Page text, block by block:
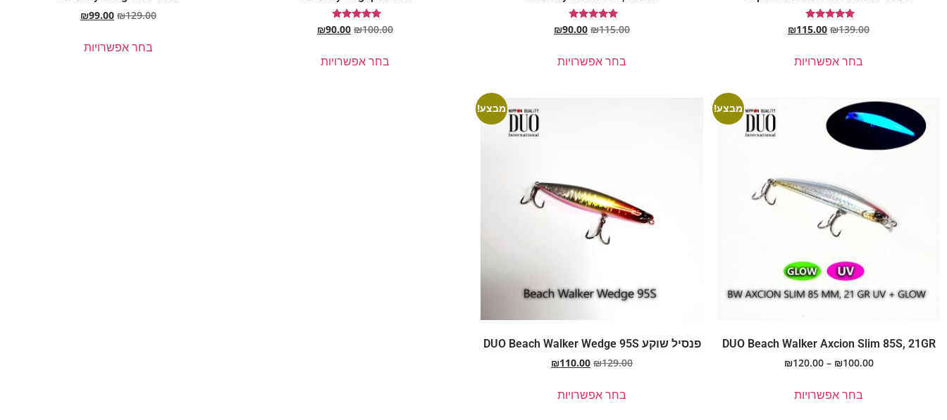
דורג
5.00
₪139.00
₪115.00
בחר אפשרויות
דורג
5.00
₪115.00
₪90.00
בחר אפשרויות
דורג
5.00
₪100.00
₪90.00
בחר אפשרויות
₪129.00
₪99.00
בחר אפשרויות
מבצע!
DUO Beach Walker Axcion Slim 85S, 21GR
₪100.00
–
₪120.00
בחר אפשרויות
מבצע!
פנסיל שוקע DUO Beach Walker Wedge 95S
₪129.00
₪110.00
בחר אפשרויות